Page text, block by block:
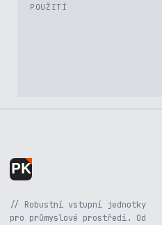
POUŽITÍ
// Robustní vstupní jednotky
pro průmyslové prostředí. Od